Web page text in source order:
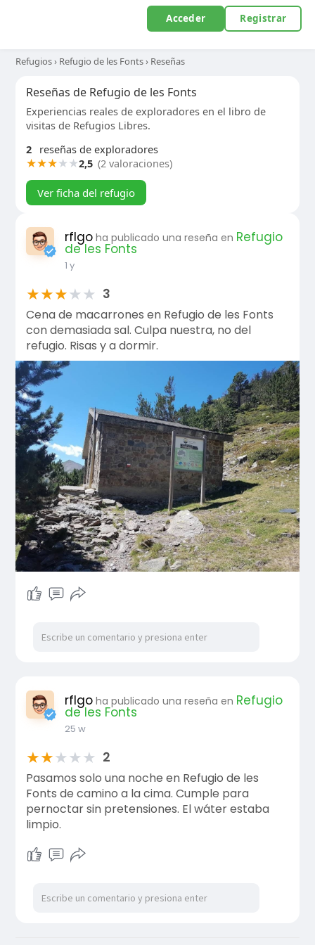
Acceder Registrar
Refugios› Refugio de les Fonts› Reseñas
Reseñas de Refugio de les Fonts
Experiencias reales de exploradores en el libro de
visitas de Refugios Libres.
2
reseñas de exploradores
★★★★★2,5 (2 valoraciones)
Ver ficha del refugio
rflgo ha publicado una reseña en Refugio
de les Fonts
1 y
★★★★★ 3
Cena de macarrones en Refugio de les Fonts
con demasiada sal. Culpa nuestra, no del
refugio. Risas y a dormir.
rflgo ha publicado una reseña en Refugio
de les Fonts
25 w
★★★★★ 2
Pasamos solo una noche en Refugio de les
Fonts de camino a la cima. Cumple para
pernoctar sin pretensiones. El wáter estaba
limpio.